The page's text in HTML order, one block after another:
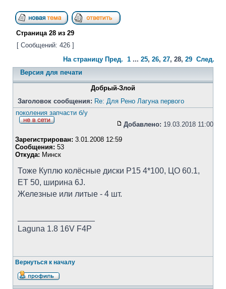
Страница 28 из 29
[ Сообщений: 426 ]
На страницу Пред. 1 ... 25, 26, 27, 28, 29 След.
Версия для печати
Добрый-Злой
Заголовок сообщения: Re: Для Рено Лагуна первого
поколения запчасти б/у
Добавлено: 19.03.2018 11:00
Зарегистрирован: 3.01.2008 12:59
Сообщения: 53
Откуда: Минск
Тоже Куплю колёсные диски Р15 4*100, ЦО 60.1,
ЕТ 50, ширина 6J.
Железные или литые - 4 шт.
Laguna 1.8 16V F4P
Вернуться к началу